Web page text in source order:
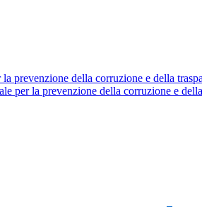
prevenzione della corruzione e della
per la prevenzione della corruzione e